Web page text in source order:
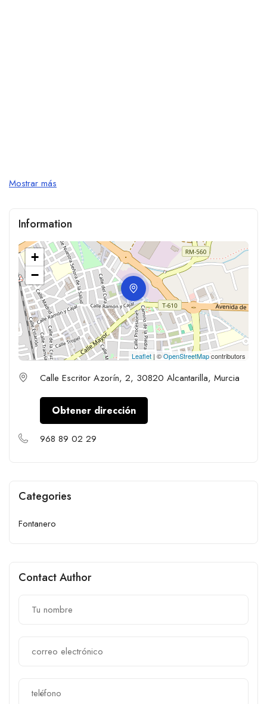
Mostrar más
Information
+
−
Leaflet | ©OpenStreetMapcontributors
Calle Escritor Azorín, 2, 30820 Alcantarilla, Murcia
Obtener dirección
968 89 02 29
Categories
Fontanero
Contact Author